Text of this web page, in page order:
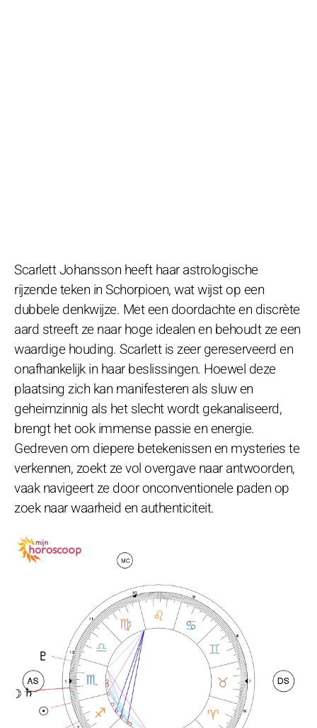
Scarlett Johansson heeft haar astrologische
rijzende teken in Schorpioen, wat wijst op een
dubbele denkwijze. Met een doordachte en discrète
aard streeft ze naar hoge idealen en behoudt ze een
waardige houding. Scarlett is zeer gereserveerd en
onafhankelijk in haar beslissingen. Hoewel deze
plaatsing zich kan manifesteren als sluw en
geheimzinnig als het slecht wordt gekanaliseerd,
brengt het ook immense passie en energie.
Gedreven om diepere betekenissen en mysteries te
verkennen, zoekt ze vol overgave naar antwoorden,
vaak navigeert ze door onconventionele paden op
zoek naar waarheid en authenticiteit.